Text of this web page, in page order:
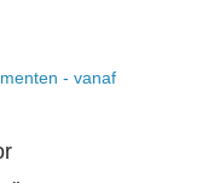
- vanaf